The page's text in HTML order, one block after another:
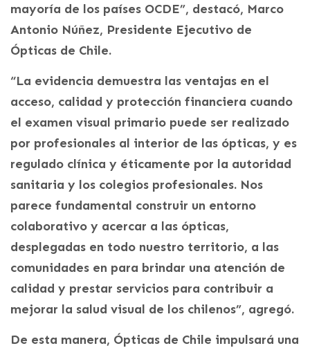
mayoría de los países OCDE”, destacó, Marco
Antonio Núñez, Presidente Ejecutivo de
Ópticas de Chile.
“La evidencia demuestra las ventajas en el
acceso, calidad y protección financiera cuando
el examen visual primario puede ser realizado
por profesionales al interior de las ópticas, y es
regulado clínica y éticamente por la autoridad
sanitaria y los colegios profesionales. Nos
parece fundamental construir un entorno
colaborativo y acercar a las ópticas,
desplegadas en todo nuestro territorio, a las
comunidades en para brindar una atención de
calidad y prestar servicios para contribuir a
mejorar la salud visual de los chilenos”, agregó.
De esta manera, Ópticas de Chile impulsará una